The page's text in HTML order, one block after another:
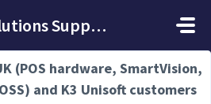
K3 Retail Solutions Support
(POS hardware, SmartVision,
and K3 Unisoft customers
/ kassa långsam?